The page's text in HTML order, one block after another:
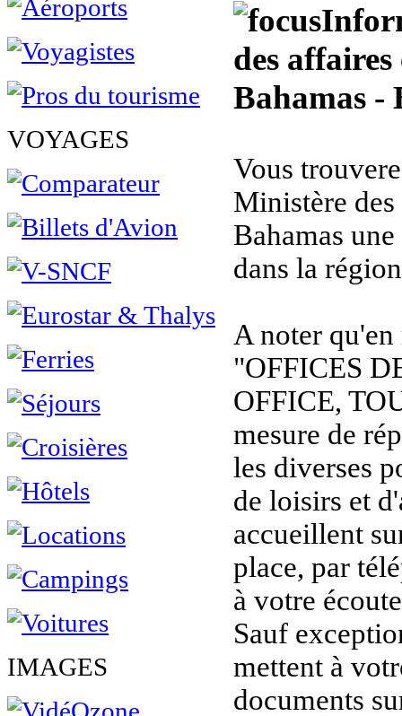
VOYAGES
IMAGES
des affaires
Bahamas -
Vous
Ministère des
Bahamas
dans la
A noter
"OFFICES
OFFICE,
mesure de
les diverses
de loisirs et
accueillent
place, par
à votre
Sauf
mettent à
documents